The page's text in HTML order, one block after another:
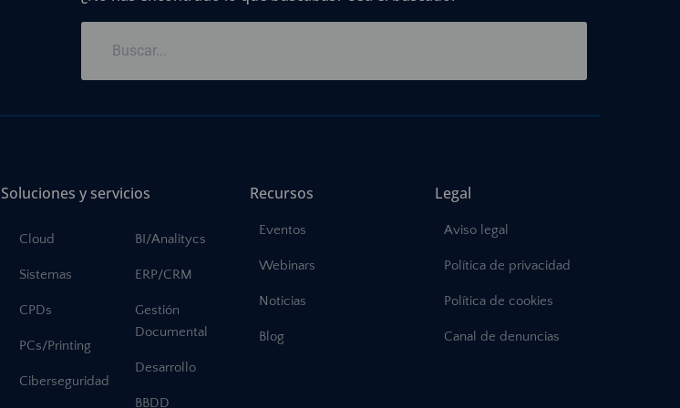
Soluciones y servicios
Cloud
Sistemas
CPDs
PCs/Printing
Ciberseguridad
BI/Analitycs
ERP/CRM
Gestión
Documental
Desarrollo
BBDD
Recursos
Eventos
Webinars
Noticias
Blog
Legal
Aviso legal
Política de privacidad
Política de cookies
Canal de denuncias